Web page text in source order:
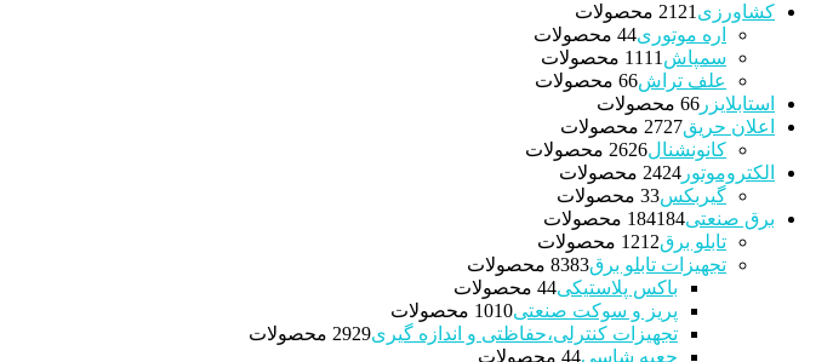
کشاورزی 21 21 محصولات
اره موتوری 44 محصولات
سمپاش
11 11 محصولات
علف تراش 66 محصولات
استابلایزر
66 محصولات
اعلان حریق
2727 محصولات
کانونشنال
2626 محصولات
الکتروموتور
2424 محصولات
گیربکس 33 محصولات
برق صنعتی
184184 محصولات
تابلو برق
1212 محصولات
تجهیزات تابلو برق
8383 محصولات
باکس پلاستیکی 44 محصولات
پریز و سوکت صنعتی
1010 محصولات
تجهیزات کنترلی،حفاظتی و اندازه گیری
2929 محصولات
جعبه شاسی 44 محصولات